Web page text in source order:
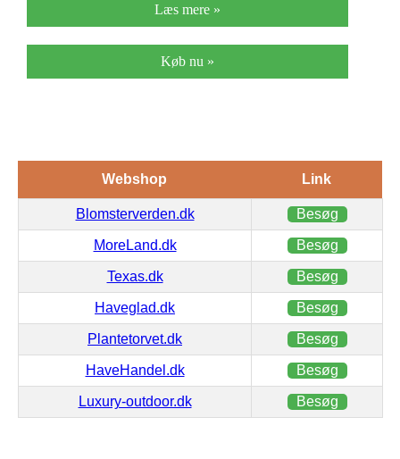
Læs mere »
Køb nu »
Webshop Link
Blomsterverden.dk Besøg
MoreLand.dk Besøg
Texas.dk Besøg
Haveglad.dk Besøg
Plantetorvet.dk Besøg
HaveHandel.dk Besøg
Luxury-outdoor.dk Besøg